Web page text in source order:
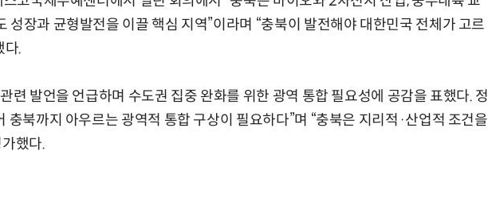
성장과 균형발전을 이끌 핵심 지역”이라며 “충북이 발전해야 대한민국 전체가 고르
다.
련 발언을 언급하며 수도권 집중 완화를 위한 광역 통합 필요성에 공감을 표했다. 정
충북까지 아우르는 광역적 통합 구상이 필요하다”며 “충북은 지리적·산업적 조건을
했다.